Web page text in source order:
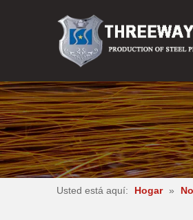
Usted está aquí: Hogar »